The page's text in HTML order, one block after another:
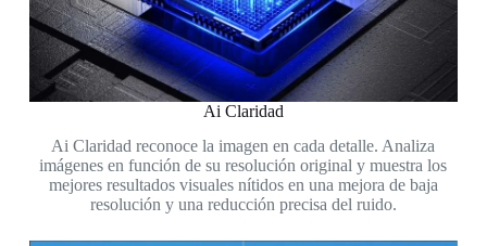
Ai Claridad
Ai Claridad reconoce la imagen en cada detalle. Analiza
imágenes en función de su resolución original y muestra los
mejores resultados visuales nítidos en una mejora de baja
resolución y una reducción precisa del ruido.